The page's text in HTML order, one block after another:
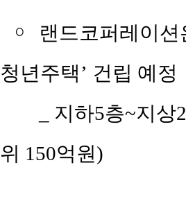
￮
랜드코퍼레이션
청년주택’ 건립 예정
_ 지하5층~지
위 150억원)